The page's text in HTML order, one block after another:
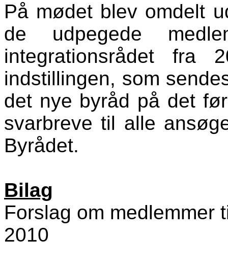
På mødet blev omdelt
de udpegede
integrationsrådet fra
indstillingen, som
det nye byråd på det
svarbreve til alle
Byrådet.
Bilag
Forslag om medlemmer
2010